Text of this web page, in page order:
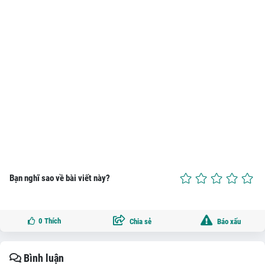
Bạn nghĩ sao về bài viết này?
0 Thích Chia sẻ Báo xấu
Bình luận